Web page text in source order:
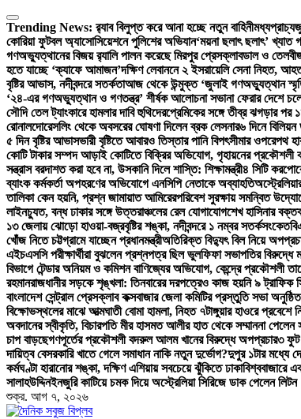
Skip
to
content
Trending News: র‍্যাব বিলুপ্ত করে আনা হচ্ছে নতুন বাহিনী
কোরিয়া ফুটবল অ্যাসোসিয়েশনে পুলিশের অভিযান‘ময়না ছলাৎ ছলাৎ’ খ্যাত
গণঅভ্যুত্থানের বিজয় র‍্যালি পালন করেছে মিরপুর প্রেসক্লাবডাল ও
হতে যাচ্ছে ‘ক্যাফে আমাজন’দক্ষিণ লেবাননে ২ ইসরায়েলি সেনা নিহত,
বৃষ্টির আভাস, নদীবন্দরে সতর্কতাআজ থেকে উন্মুক্ত ‘জুলাই গণঅভ্যুত্থান
‘২৪-এর গণঅভ্যুত্থান ও গণতন্ত্র’ শীর্ষক আলোচনা সভানা ফেরার দেশে
সৌদি তেল ট্যাংকারে হামলার দাবি হুথিদেরপ্রেমিকের সঙ্গে তীব্র ঝগড়ার
রোনালদোরেসলিং থেকে অবসরের ঘোষণা দিলেন ব্রক লেসনার৬ দিনে
৫ দিন বৃষ্টির আভাসভারী বৃষ্টিতে আবারও তিস্তার পানি বিপৎসীমার ওপরেপথ
কোটি টাকার সম্পদ আড়াই কোটিতে বিক্রির অভিযোগ, গৃহায়নের প্রকৌশলী
সন্ত্রাস বরদাশত করা হবে না, উসকানি দিলে শাস্তি: শিক্ষামন্ত্রী৪ সিটি
ব্যাংক কর্মকর্তা অপহরণের অভিযোগে এনসিপি নেতাকে অব্যাহতি
তালিকা কেন হয়নি, প্রশ্ন জামায়াত আমিরেরপরিবেশ সুরক্ষায় সমন্বিত
লাইনচ্যুত, বন্ধ ঢাকার সঙ্গে উত্তরাঞ্চলের রেল যোগাযোগশেখ হাসিনার
১৩ জেলায় ঝোড়ো হাওয়া-বজ্রবৃষ্টির শঙ্কা, নদীবন্দরে ১ নম্বর সতর্কসংকেত
খোঁজ নিতে চট্টগ্রামে যাচ্ছেন প্রধানমন্ত্রীঅতিরিক্ত বিদ্যুৎ বিল নিয়ে
এইচএসসি পরীক্ষার্থীরা বুঝলেন প্রশ্নপত্র ছিল ভুলফিফা সভাপতির বিরুদ্ধে
বিভাগে টেন্ডার অনিয়ম ও কমিশন বাণিজ্যের অভিযোগ, কেন্দ্রে প্রকৌশলী
রহমানরাজধানীর সড়কে শৃঙ্খলা: তিনবারের দরপত্রেও কাজ হয়নি ৯ ট্রাফিক
বাংলাদেশ সেন্ট্রাল প্রেসক্লাব কক্সবাজার জেলা কমিটির প্রস্তুতি সভা অনুষ্ঠিত
বিক্ষোভস্থলের মাঝে আত্মঘাতী বোমা হামলা, নিহত ৭টাঙ্গুয়ার হাওরে প্রবেশে
অবদানের স্বীকৃতি, বিচারপতি মীর হাসমত আলীর হাত থেকে সম্মাননা পেলেন
চাপ বাড়ছেগণপূর্তের প্রকৌশলী বদরুল আলম খানের বিরুদ্ধে অপপ্রচার৩ ফুট
দায়িত্ব বেসরকারি খাতে গেলে সমাধান নাকি নতুন দুর্ভোগ?দুপুর ১টার মধ্যে
কর্মঘণ্টা হারানোর শঙ্কা, দক্ষিণ এশিয়ায় সবচেয়ে ঝুঁকিতে ঢাকাবিশ্ববাজারে
সালাহউদ্দিনইনজুরি কাটিয়ে চমক দিয়ে অস্ট্রেলিয়া সিরিজে ডাক পেলেন লিটন
শুক্র. আগ ৭, ২০২৬